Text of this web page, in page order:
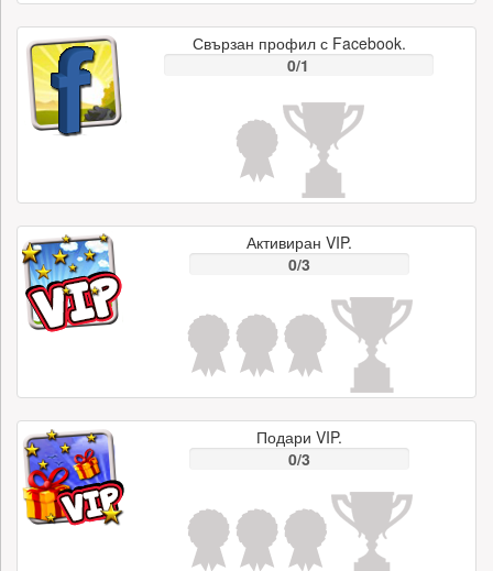
Свързан профил с Facebook.
0/1
Активиран VIP.
0/3
Подари VIP.
0/3